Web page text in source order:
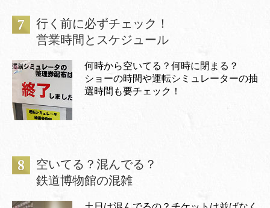
行く前に必ずチェック！
営業時間とスケジュール
何時から空いてる？何時に閉まる？
ショーの時間や運転シミュレーターの抽
選時間も要チェック！
空いてる？混んでる？
鉄道博物館の混雑